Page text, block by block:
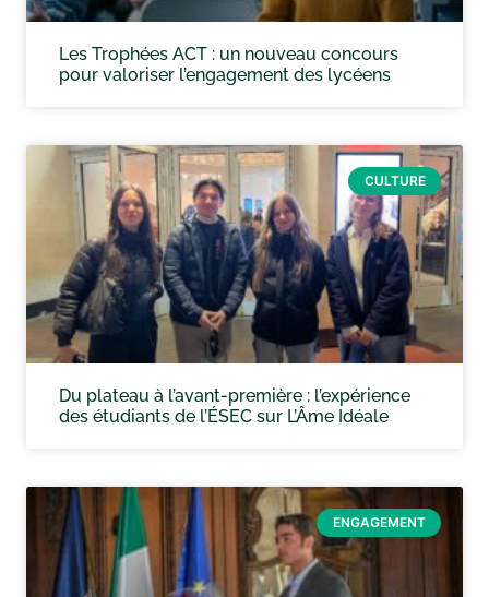
Les Trophées ACT : un nouveau concours
pour valoriser l’engagement des lycéens
CULTURE
Du plateau à l’avant-première : l’expérience
des étudiants de l’ÉSEC sur L’Âme Idéale
ENGAGEMENT